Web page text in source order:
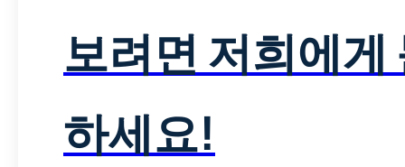
보려면 저희에게
하세요!